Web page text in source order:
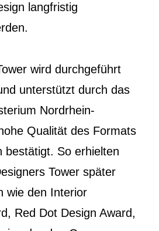
langfristig
wird durchgeführt
unterstützt durch das
Nordrhein-
Qualität des Formats
bestätigt. So erhielten
Tower später
wie den Interior
Red Dot Design Award,